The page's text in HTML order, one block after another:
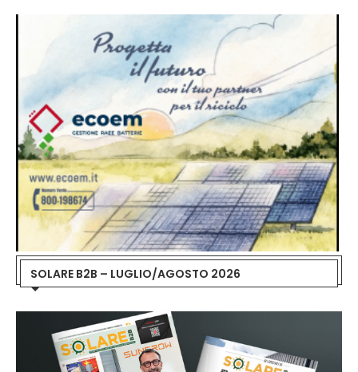
SOLARE B2B – LUGLIO/AGOSTO 2026